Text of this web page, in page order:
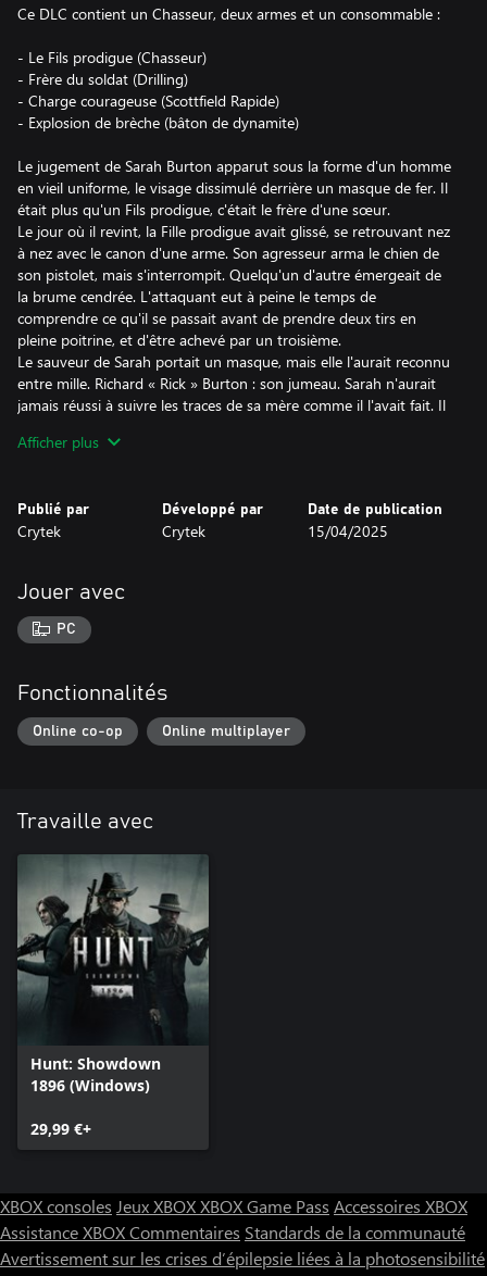
Ce DLC contient un Chasseur, deux armes et un consommable :
- Le Fils prodigue (Chasseur)
- Frère du soldat (Drilling)
- Charge courageuse (Scottfield Rapide)
- Explosion de brèche (bâton de dynamite)
Le jugement de Sarah Burton apparut sous la forme d'un homme
en vieil uniforme, le visage dissimulé derrière un masque de fer. Il
était plus qu'un Fils prodigue, c'était le frère d'une sœur.
Le jour où il revint, la Fille prodigue avait glissé, se retrouvant nez
à nez avec le canon d'une arme. Son agresseur arma le chien de
son pistolet, mais s'interrompit. Quelqu'un d'autre émergeait de
la brume cendrée. L'attaquant eut à peine le temps de
comprendre ce qu'il se passait avant de prendre deux tirs en
pleine poitrine, et d'être achevé par un troisième.
Le sauveur de Sarah portait un masque, mais elle l'aurait reconnu
entre mille. Richard « Rick » Burton : son jumeau. Sarah n'aurait
jamais réussi à suivre les traces de sa mère comme il l'avait fait. Il
Peu de temps après, une lettre lui était parvenue pour expliquer
lettre d'avoir causé la série d'événements qui avaient conduit à la
mort de leur mère. Le jour de sa mort, Sarah avait gravé
avait des fautes à se faire pardonner. Il avait vécu comme un
fantôme depuis son départ, il y a plusieurs années de cela. Il
n'avait pas de papiers et faisait le sale boulot. Le genre de travail
accumulées pendant ces années en feraient un allié mortel pour
Le Fils prodigue savait qu'il existait une balle qui portait son nom.
Il s'était simplement dit qu'il valait mieux la garder auprès de lui.
Afficher plus
Publié par
Crytek
Développé par
Crytek
Date de publication
15/04/2025
Jouer avec
PC
Fonctionnalités
Online co-op Online multiplayer
Travaille avec
Hunt: Showdown
1896 (Windows)
29,99 €+
XBOX consoles Jeux XBOXXBOX Game Pass Accessoires XBOX
Assistance XBOXCommentaires Standards de la communauté
Avertissement sur les crises d’épilepsie liées à la photosensibilité